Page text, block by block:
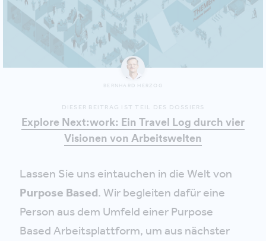
BERNHARD HERZOG
DIESER BEITRAG IST TEIL DES DOSSIERS
Explore Next:work: Ein Travel Log durch vier
Visionen von Arbeitswelten
Lassen Sie uns eintauchen in die Welt von
Purpose Based. Wir begleiten dafür eine
Person aus dem Umfeld einer Purpose
Based Arbeitsplattform, um aus nächster